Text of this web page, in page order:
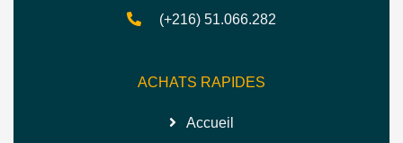
(+216) 51.066.282
ACHATS RAPIDES
Accueil